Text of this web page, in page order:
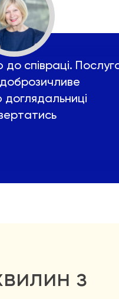
співраці.
з